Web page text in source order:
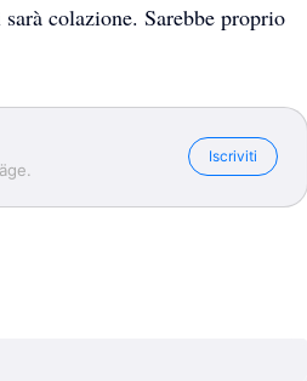
colazione. Sarebbe proprio
Iscriviti